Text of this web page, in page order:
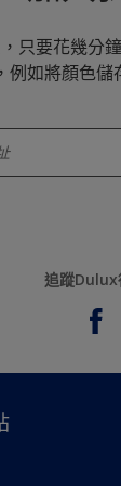
只要花幾分
例如將顏色儲
追蹤Dulux